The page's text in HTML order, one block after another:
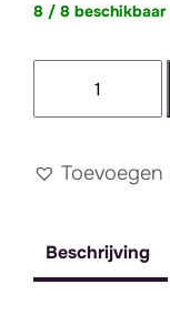
8 / 8 beschikbaar
aantal
Beschrijving